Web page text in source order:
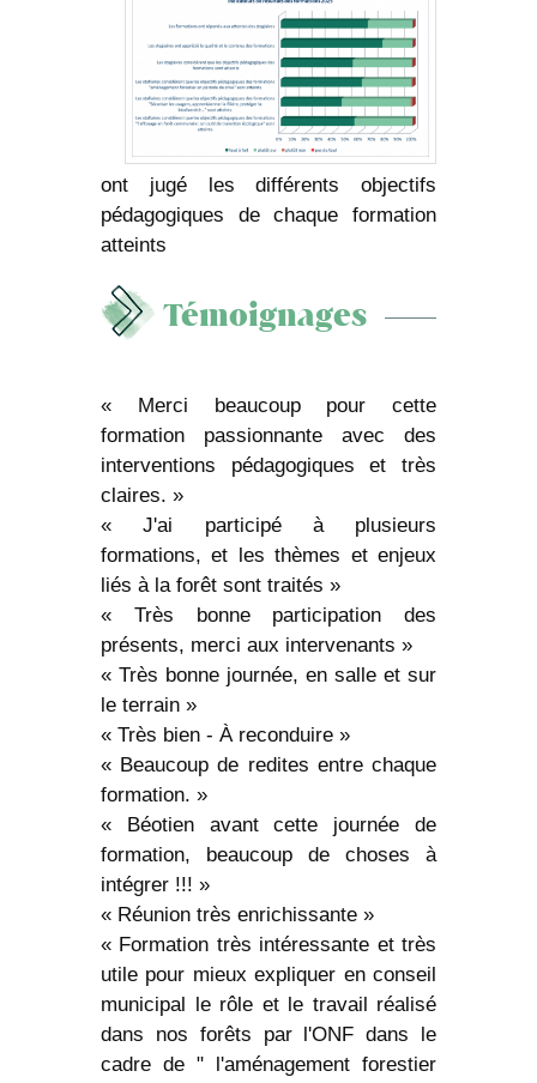
ont jugé les différents objectifs
pédagogiques de chaque formation
atteints
Témoignages
« Merci beaucoup pour cette
formation passionnante avec des
interventions pédagogiques et très
claires. »
« J'ai participé à plusieurs
formations, et les thèmes et enjeux
liés à la forêt sont traités »
« Très bonne participation des
présents, merci aux intervenants »
« Très bonne journée, en salle et sur
le terrain »
« Très bien - À reconduire »
« Beaucoup de redites entre chaque
formation. »
« Béotien avant cette journée de
formation, beaucoup de choses à
intégrer !!! »
« Réunion très enrichissante »
« Formation très intéressante et très
utile pour mieux expliquer en conseil
municipal le rôle et le travail réalisé
dans nos forêts par l'ONF dans le
cadre de " l'aménagement forestier